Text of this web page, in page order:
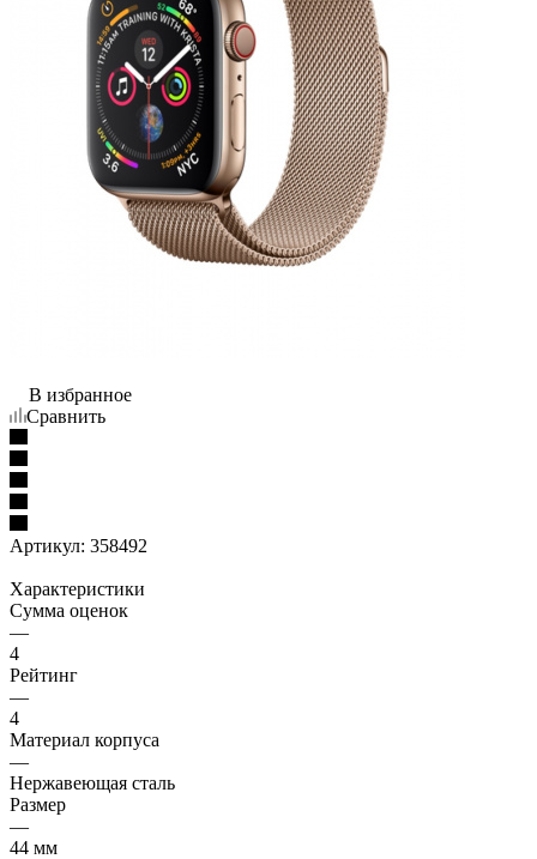
В избранное
Сравнить
Артикул: 358492
Характеристики
Сумма оценок
—
4
Рейтинг
—
4
Материал корпуса
—
Нержавеющая сталь
Размер
—
44 мм